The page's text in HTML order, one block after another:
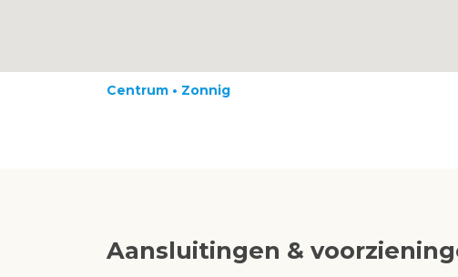
Centrum • Zonnig
Aansluitingen &